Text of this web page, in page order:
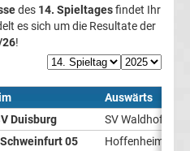
des 14. Spieltagesfindet Ihr
es sich um die Resultate der
26!
Auswärts
Duisburg
SV Waldhof
Schweinfurt 05
Hoffenheim II